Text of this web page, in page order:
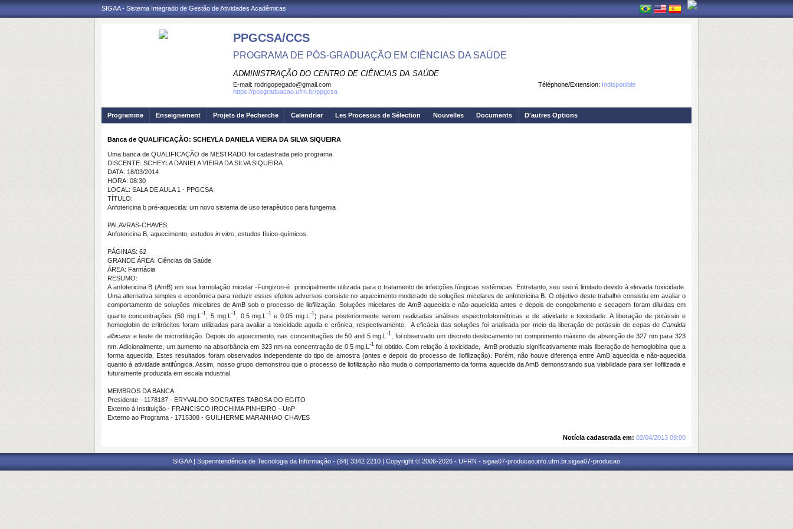
SIGAA - Sistema Integrado de Gestão de Atividades Acadêmicas
PPGCSA/CCS
PROGRAMA DE PÓS-GRADUAÇÃO EM CIÊNCIAS DA SAÚDE
ADMINISTRAÇÃO DO CENTRO DE CIÊNCIAS DA SAÚDE
Téléphone/Extension: Indisponible
E-mail: rodrigopegado@gmail.com
https://posgraduacao.ufrn.br/ppgcsa
Programme Enseignement Projets de Pecherche Calendrier Les Processus de Sélection Nouvelles Documents D'autres Options
Banca de QUALIFICAÇÃO: SCHEYLA DANIELA VIEIRA DA SILVA SIQUEIRA
Uma banca de QUALIFICAÇÃO de MESTRADO foi cadastrada pelo programa.
DISCENTE: SCHEYLA DANIELA VIEIRA DA SILVA SIQUEIRA
DATA: 18/03/2014
HORA: 08:30
LOCAL: SALA DE AULA 1 - PPGCSA
TÍTULO:
Anfotericina b pré-aquecida: um novo sistema de uso terapêutico para fungemia
PALAVRAS-CHAVES:
Anfotericina B, aquecimento, estudos in vitro , estudos físico-químicos.
PÁGINAS: 62
GRANDE ÁREA: Ciências da Saúde
ÁREA: Farmácia
RESUMO:
A anfotericina B (AmB) em sua formulação micelar -Fungizon-é principalmente utilizada para o tratamento de infecções fúngicas sistêmicas. Entretanto, seu uso é limitado devido à elevada toxicidade.
Uma alternativa simples e econômica para reduzir esses efeitos adversos consiste no aquecimento moderado de soluções micelares de anfotericina B. O objetivo deste trabalho consistiu em avaliar o
comportamento de soluções micelares de AmB sob o processo de liofilização. Soluções micelares de AmB aquecida e não-aqueicida antes e depois de congelamento e secagem foram diluídas em
quarto concentrações (50 mg.L -1, 5 mg.L -1, 0.5 mg.L -1e 0.05 mg.L-1) para posteriormente serem realizadas análises espectrofotométricas e de atividade e toxicidade. A liberação de potássio e
hemoglobin de eritrócitos foram utilizadas para avaliar a toxicidade aguda e crônica, respectivamente. A eficácia das soluções foi analisada por meio da liberação de potássio de cepas de Candida
albicans e teste de microdiluição. Depois do aquecimento, nas concentrações de 50 and 5 mg.L-1
, foi observado um discreto deslocamento no comprimento máximo de absorção de 327 nm para 323
nm. Adicionalmente, um aumento na absorbância em 323 nm na concentração de 0.5 mg.L -1foi obtido. Com relação à toxicidade, AmB produziu significativamente mais liberação de hemoglobina que a
forma aquecida. Estes resultados foram observados independente do tipo de amostra (antes e depois do processo de liofilização). Porém, não houve diferença entre AmB aquecida e não-aquecida
quanto à atividade antifúngica. Assim, nosso grupo demonstrou que o processo de liofilização não muda o comportamento da forma aquecida da AmB demonstrando sua viabilidade para ser liofilizada e
futuramente produzida em escala industrial.
MEMBROS DA BANCA:
Presidente - 1178187 - ERYVALDO SOCRATES TABOSA DO EGITO
Externo à Instituição - FRANCISCO IROCHIMA PINHEIRO - UnP
Externo ao Programa - 1715308 - GUILHERME MARANHAO CHAVES
Notícia cadastrada em: 02/04/2013 09:00
SIGAA | Superintendência de Tecnologia da Informação - (84) 3342 2210 | Copyright © 2006-2026 - UFRN - sigaa07-producao.info.ufrn.br.sigaa07-producao